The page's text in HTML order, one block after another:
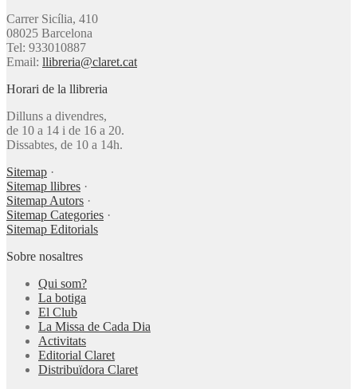
Carrer Sicília, 410
08025 Barcelona
Tel: 933010887
Email: llibreria@claret.cat
Horari de la llibreria
Dilluns a divendres,
de 10 a 14 i de 16 a 20.
Dissabtes, de 10 a 14h.
Sitemap ·
Sitemap llibres ·
Sitemap Autors ·
Sitemap Categories ·
Sitemap Editorials
Sobre nosaltres
Qui som?
La botiga
El Club
La Missa de Cada Dia
Activitats
Editorial Claret
Distribuïdora Claret